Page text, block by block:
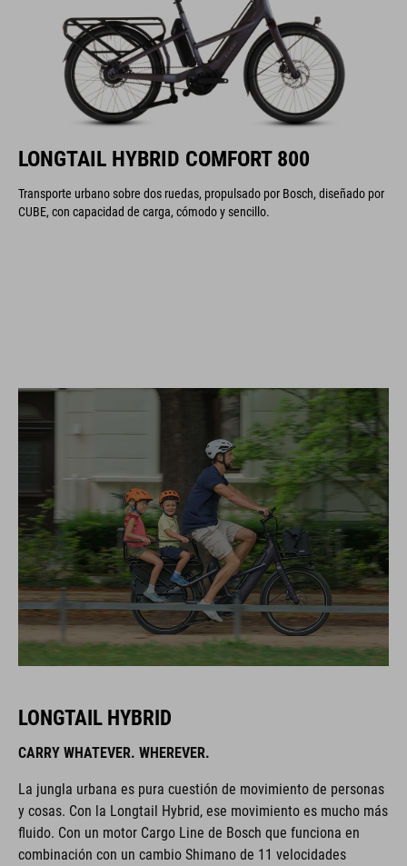
LONGTAIL HYBRID COMFORT 800
Transporte urbano sobre dos ruedas, propulsado por Bosch, diseñado por
CUBE, con capacidad de carga, cómodo y sencillo.
LONGTAIL HYBRID
CARRY WHATEVER. WHEREVER.
La jungla urbana es pura cuestión de movimiento de personas
y cosas. Con la Longtail Hybrid, ese movimiento es mucho más
fluido. Con un motor Cargo Line de Bosch que funciona en
combinación con un cambio Shimano de 11 velocidades